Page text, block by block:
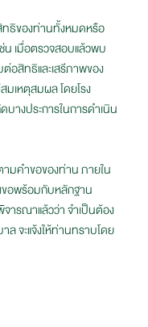
ธิของท่านทั้งหมดหรือ
เมื่อตรวจสอบแล้วพบ
อสิทธิและเสรีภาพของ
เหตุสมผล โดยโรง
างประการในการดำเนิน
มคำขอของท่าน ภายใน
อพร้อมกับหลักฐาน
รณาแล้วว่า จำเป็นต้อง
ล จะแจ้งให้ท่านทราบโดย